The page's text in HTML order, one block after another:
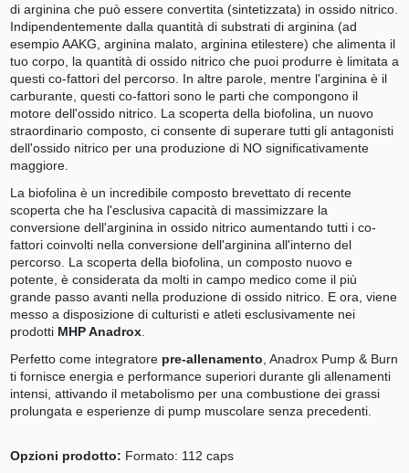
di arginina che può essere convertita (sintetizzata) in ossido nitrico.
Indipendentemente dalla quantità di substrati di arginina (ad
esempio AAKG, arginina malato, arginina etilestere) che alimenta il
tuo corpo, la quantità di ossido nitrico che puoi produrre è limitata a
questi co-fattori del percorso. In altre parole, mentre l'arginina è il
carburante, questi co-fattori sono le parti che compongono il
motore dell'ossido nitrico. La scoperta della biofolina, un nuovo
straordinario composto, ci consente di superare tutti gli antagonisti
dell'ossido nitrico per una produzione di NO significativamente
maggiore.
La biofolina è un incredibile composto brevettato di recente
scoperta che ha l'esclusiva capacità di massimizzare la
conversione dell'arginina in ossido nitrico aumentando tutti i co-
fattori coinvolti nella conversione dell'arginina all'interno del
percorso. La scoperta della biofolina, un composto nuovo e
potente, è considerata da molti in campo medico come il più
grande passo avanti nella produzione di ossido nitrico. E ora, viene
messo a disposizione di culturisti e atleti esclusivamente nei
prodotti MHP Anadrox.
Perfetto come integratore pre-allenamento, Anadrox Pump & Burn
ti fornisce energia e performance superiori durante gli allenamenti
intensi, attivando il metabolismo per una combustione dei grassi
prolungata e esperienze di pump muscolare senza precedenti.
Opzioni prodotto: Formato: 112 caps